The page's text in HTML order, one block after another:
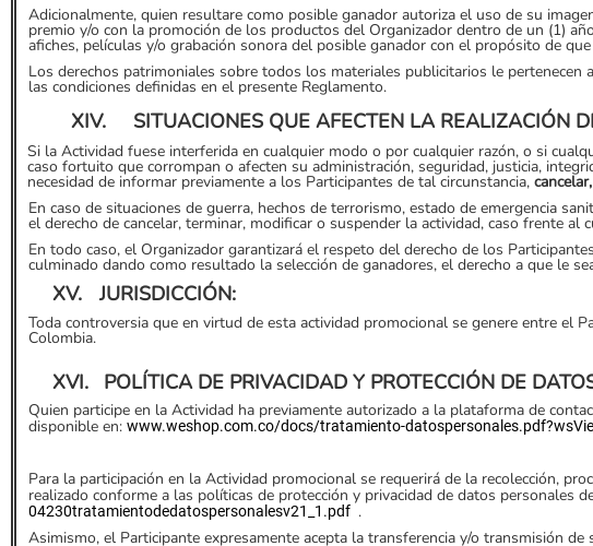
Adicionalmente, quien resultare como posible ganador autoriza el uso de su
premio y/o con la promoción de los productos del Organizador dentro de un (1)
afiches, películas y/o grabación sonora del posible ganador con el propósito de
Los derechos patrimoniales sobre todos los materiales publicitarios le
las condiciones definidas en el presente Reglamento.
XIV. SITUACIONES QUE AFECTEN LA REALIZACIÓN
Si la Actividad fuese interferida en cualquier modo o por cualquier razón, o si
caso fortuito que corrompan o afecten su administración, seguridad, justicia,
necesidad de informar previamente a los Participantes de tal circunstancia,
En caso de situaciones de guerra, hechos de terrorismo, estado de emergencia
el derecho de cancelar, terminar, modificar o suspender la actividad, caso frente
En todo caso, el Organizador garantizará el respeto del derecho de los
culminado dando como resultado la selección de ganadores, el derecho a que le
XV. JURISDICCIÓN:
Toda controversia que en virtud de esta actividad promocional se genere entre el
Colombia.
XVI. POLÍTICA DE PRIVACIDAD Y PROTECCIÓN DE
Quien participe en la Actividad ha previamente autorizado a la plataforma de
disponible en: www.weshop.com.co/docs/tratamiento-datos
Para la participación en la Actividad promocional se requerirá de la recolección,
realizado conforme a las políticas de protección y privacidad de datos personales
04230tratamientodedatospersonalesv21_1.pdf .
Asimismo, el Participante expresamente acepta la transferencia y/o transmisión